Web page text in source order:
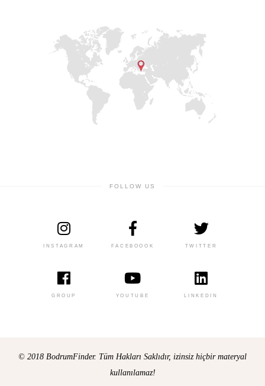
FOLLOW US
INSTAGRAM FACEBOOOK TWITTER
GROUP YOUTUBE LINKEDIN
© 2018 BodrumFinder. Tüm Hakları Saklıdır, izinsiz hiçbir materyal
kullanılamaz!